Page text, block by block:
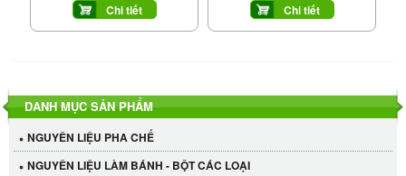
Chi tiết Chi tiết
DANH MỤC SẢN PHẨM
NGUYÊN LIỆU PHA CHẾ
NGUYÊN LIỆU LÀM BÁNH - BỘT CÁC LOẠI